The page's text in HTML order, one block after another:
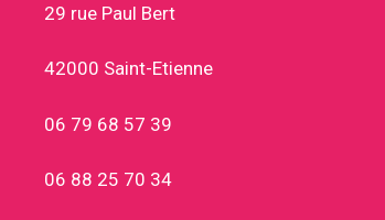
29 rue Paul Bert
42000 Saint-Etienne
06 79 68 57 39
06 88 25 70 34